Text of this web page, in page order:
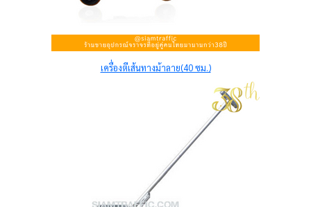
เครื่องตีเส้นทางม้าลาย(40 ซม.)